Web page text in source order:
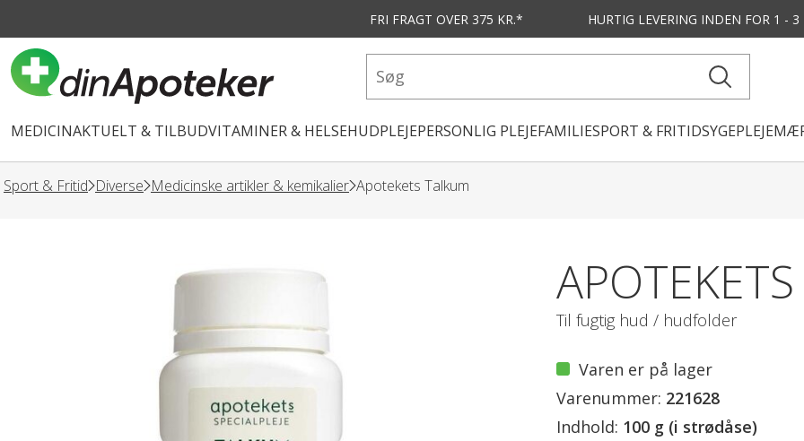
FRI FRAGT OVER 375 KR.* HURTIG LEVERING INDEN FOR 1 - 3
MEDICINAKTUELT & TILBUDVITAMINER & HELSEHUDPLEJEPERSONLIG PLEJEFAMILIESPORT & FRITIDSYGEPLEJE
Sport & Fritid Diverse Medicinske artikler & kemikalier Apotekets Talkum
Til fugtig hud / hudfolder
Varen er på lager
Varenummer: 221628
Indhold: 100 g (i strødåse)